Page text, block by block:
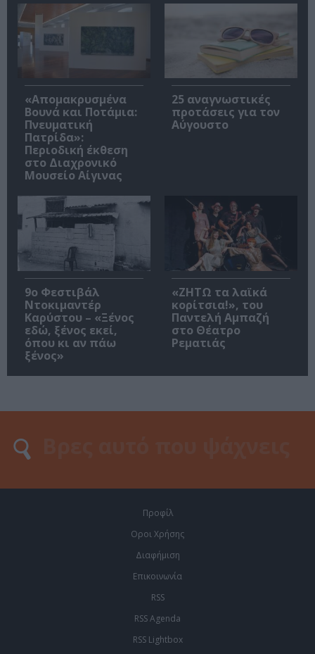
«Απομακρυσμένα
Βουνά και Ποτάμια:
Πνευματική
Πατρίδα»:
Περιοδική έκθεση
στο Διαχρονικό
Μουσείο Αίγινας
25 αναγνωστικές
προτάσεις για τον
Αύγουστο
9ο Φεστιβάλ
Ντοκιμαντέρ
Καρύστου – «Ξένος
εδώ, ξένος εκεί,
όπου κι αν πάω
ξένος»
«ΖΗΤΩ τα λαϊκά
κορίτσια!», του
Παντελή Αμπαζή
στο Θέατρο
Ρεματιάς
Προφίλ
Οροι Χρήσης
Διαφήμιση
Επικοινωνία
RSS
RSS Agenda
RSS Lightbox